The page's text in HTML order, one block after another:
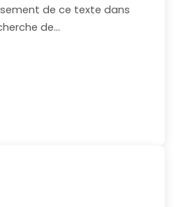
de ce texte dans
de…